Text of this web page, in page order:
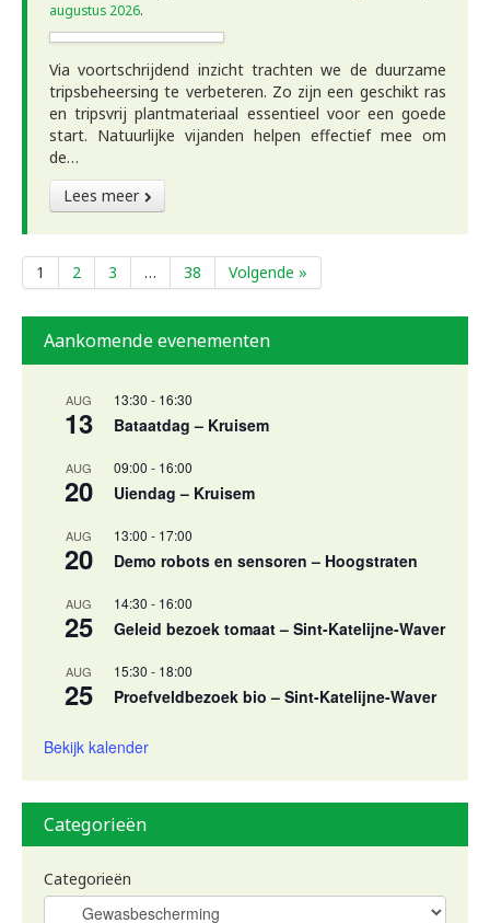
augustus 2026.
Via voortschrijdend inzicht trachten we de duurzame
tripsbeheersing te verbeteren. Zo zijn een geschikt ras
en tripsvrij plantmateriaal essentieel voor een goede
start. Natuurlijke vijanden helpen effectief mee om
de…
Lees meer
1 2 3 … 38 Volgende »
Aankomende evenementen
AUG
13
13:30 - 16:30
Bataatdag – Kruisem
AUG
20
09:00 - 16:00
Uiendag – Kruisem
AUG
20
13:00 - 17:00
Demo robots en sensoren – Hoogstraten
AUG
25
14:30 - 16:00
Geleid bezoek tomaat – Sint-Katelijne-Waver
AUG
25
15:30 - 18:00
Proefveldbezoek bio – Sint-Katelijne-Waver
Bekijk kalender
Categorieën
Categorieën